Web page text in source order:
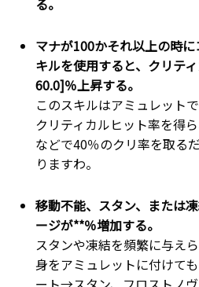
る。
マナが100かそれ以上の時
キルを使用すると、クリテ
60.0]％上昇する。
このスキルはアミュレット
クリティカルヒット率を得
などで40％のクリ率を取る
りますわ。
移動不能、スタン、または
ージが**％増加する。
スタンや凍結を頻繁に与え
身をアミュレットに付けて